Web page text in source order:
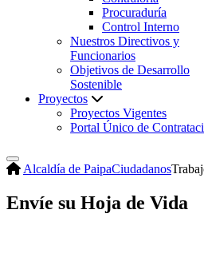
Procuraduría
Control Interno
Nuestros Directivos y
Funcionarios
Objetivos de Desarrollo
Sostenible
Proyectos
Proyectos Vigentes
Portal Único de
Alcaldía de PaipaCiudadanos
Envíe su Hoja de Vida